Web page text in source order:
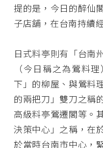
提的是，今日的醉仙
子店舖，在台南持續
日式料亭則有「台南
（今日稱之為鶯料
下」的柳屋、與鶯料
的兩把刀」雙刀之稱
高級料亭鶯遷閣等。
決策中心」之稱，在
於當時台南市中心，